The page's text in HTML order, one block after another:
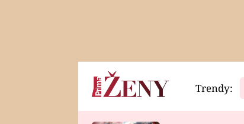
Horoskopy Video
Trendy: